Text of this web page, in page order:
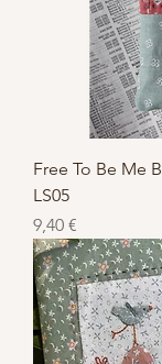
Free To Be Me
LS05
Prix
9,40 €